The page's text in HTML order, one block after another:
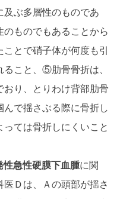
ぶ多層性のものであ
ものでもあることから
とで硝子体が何度も引
こと、⑤肋骨骨折は、
り、とりわけ背部肋骨
で揺さぶる際に骨折し
ては骨折しにくいこと
性急性硬膜下血腫に関
Ｄは、Ａの頭部が揺さ